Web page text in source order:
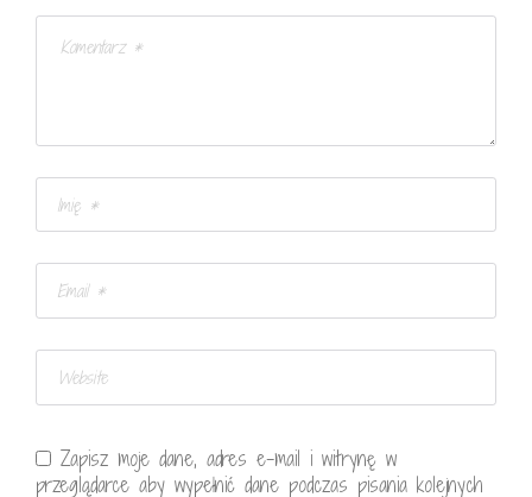
Zapisz moje dane, adres e-mail i witrynę w
przeglądarce aby wypełnić dane podczas pisania kolejnych